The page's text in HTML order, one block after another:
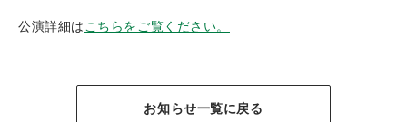
公演詳細は こちらをご覧ください。
お知らせ一覧に戻る